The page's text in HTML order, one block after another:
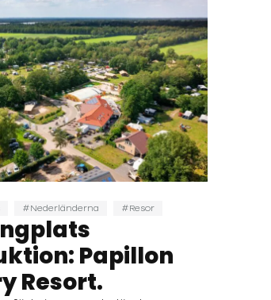
Nederländerna Resor
Papillon
Resort.